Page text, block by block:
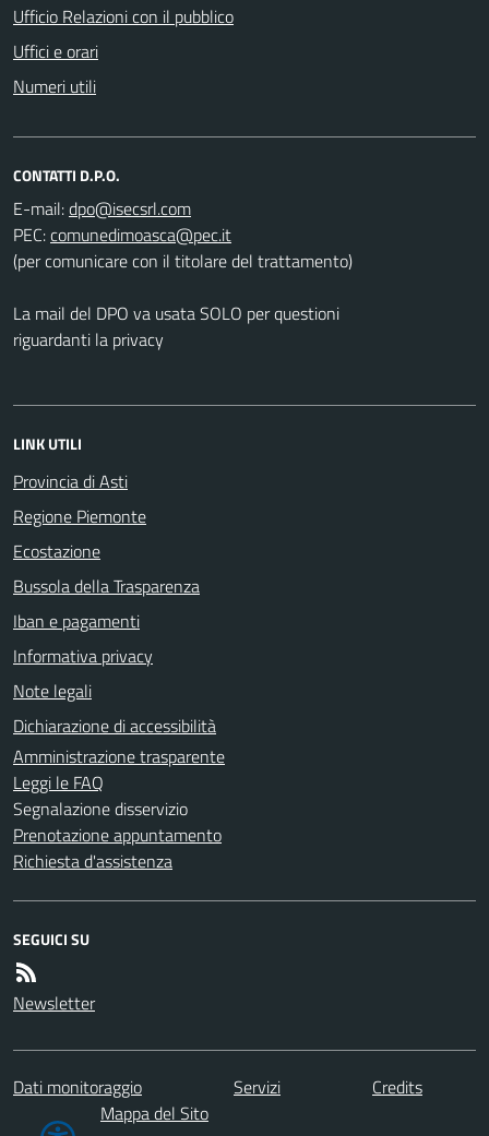
Ufficio Relazioni con il pubblico
Uffici e orari
Numeri utili
CONTATTI D.P.O.
E-mail:
PEC:
(per comunicare con il titolare del trattamento)
La mail del DPO va usata SOLO per questioni
riguardanti la privacy
LINK UTILI
Provincia di Asti
Regione Piemonte
Ecostazione
Bussola della Trasparenza
Iban e pagamenti
Informativa privacy
Note legali
Dichiarazione di accessibilità
Amministrazione trasparente
Leggi le FAQ
Segnalazione disservizio
Prenotazione appuntamento
Richiesta d'assistenza
SEGUICI SU
Newsletter
Dati monitoraggio Servizi
Credits
Mappa del Sito